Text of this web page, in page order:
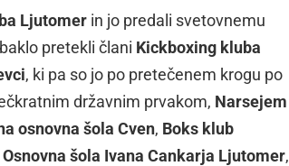
Ljutomer in jo predali svetovnemu
pretekli člani Kickboxing kluba
, ki pa so jo po pretečenem krogu po
državnim prvakom, Narsejem
osnovna šola Cven, Boks klub
Osnovna šola Ivana Cankarja Ljutomer,